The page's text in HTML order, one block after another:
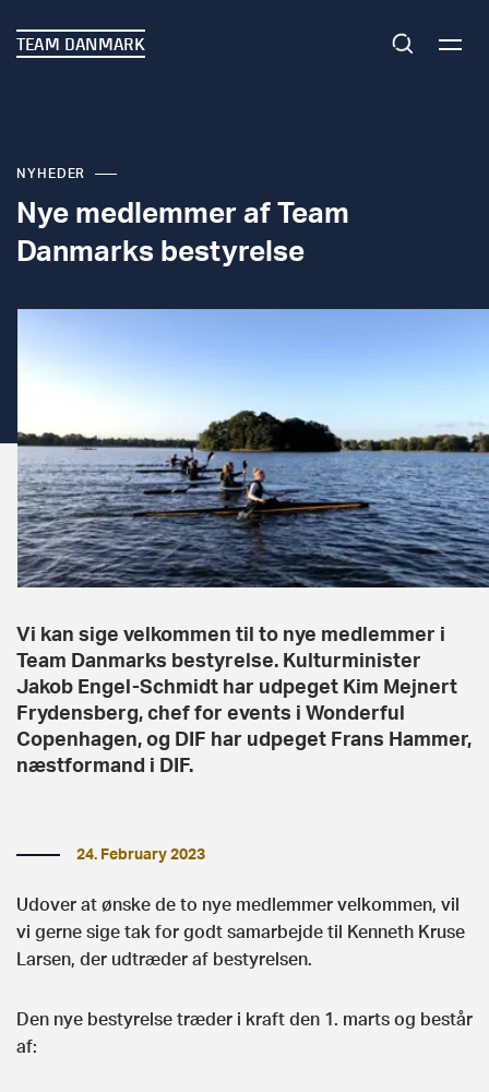
TEAM DANMARK
NYHEDER
Nye medlemmer af Team
Danmarks bestyrelse
Vi kan sige velkommen til to nye medlemmer i
Team Danmarks bestyrelse. Kulturminister
Jakob Engel-Schmidt har udpeget Kim Mejnert
Frydensberg, chef for events i Wonderful
Copenhagen, og DIF har udpeget Frans Hammer,
næstformand i DIF.
24. February 2023
Udover at ønske de to nye medlemmer velkommen, vil
vi gerne sige tak for godt samarbejde til Kenneth Kruse
Larsen, der udtræder af bestyrelsen.
Den nye bestyrelse træder i kraft den 1. marts og består
af: